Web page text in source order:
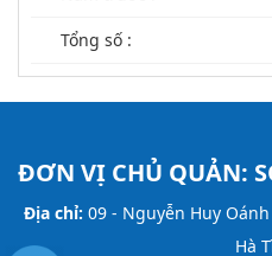
Tổng số :
ĐƠN VỊ CHỦ QUẢN:
Địa chỉ: 09 - Nguyễn Huy Oánh
Hà